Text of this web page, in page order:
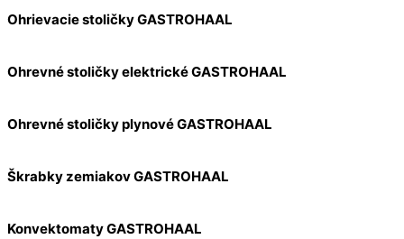
Ohrievacie stoličky GASTROHAAL
Ohrevné stoličky elektrické GASTROHAAL
Ohrevné stoličky plynové GASTROHAAL
Škrabky zemiakov GASTROHAAL
Konvektomaty GASTROHAAL